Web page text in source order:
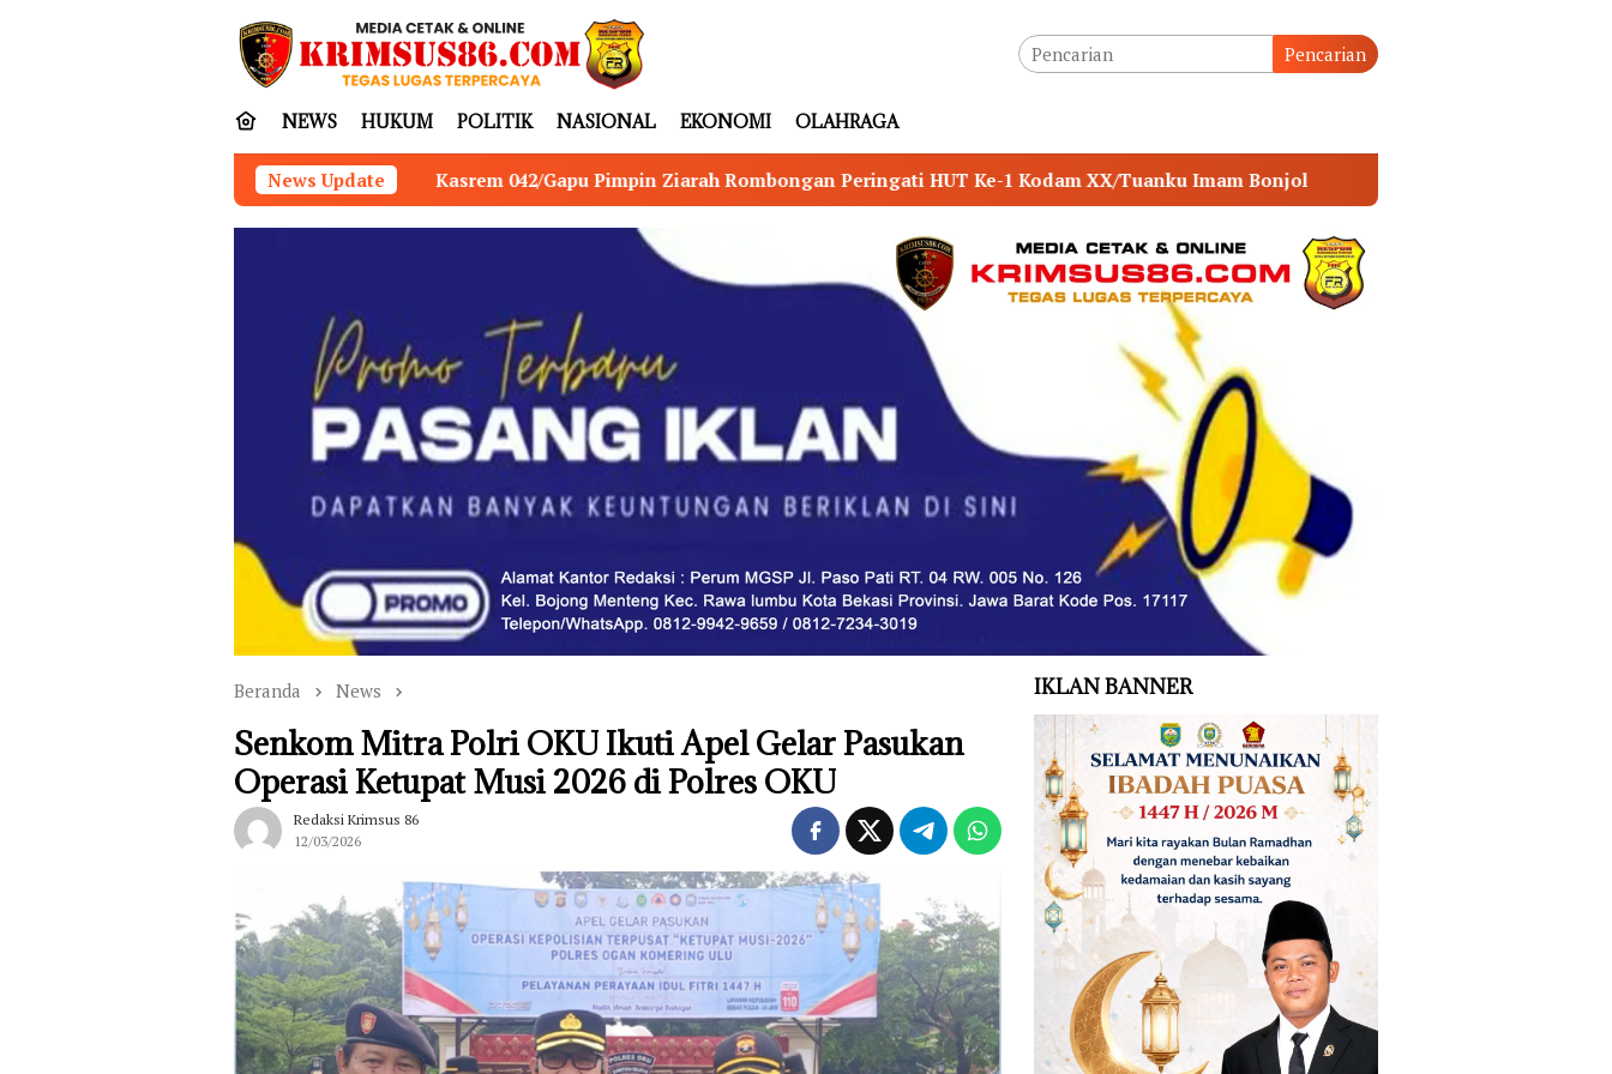
Pencarian
NEWS HUKUM POLITIK NASIONAL EKONOMI OLAHRAGA
News Update
Kasrem 042/Gapu Pimpin Ziarah Rombongan Peringati HUT Ke-1 Kodam XX/Tuanku Imam Bonjol POLSEK MUARA SABAK TIMUR PERKUAT SINERGI
Beranda News
Senkom Mitra Polri OKU Ikuti Apel Gelar Pasukan
Operasi Ketupat Musi 2026 di Polres OKU
Redaksi Krimsus 86
12/03/2026
IKLAN BANNER